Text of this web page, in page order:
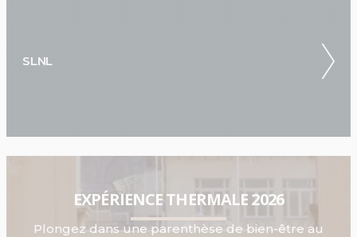
SLNL
EXPÉRIENCE THERMALE 2026
Plongez dans une parenthèse de bien-être au